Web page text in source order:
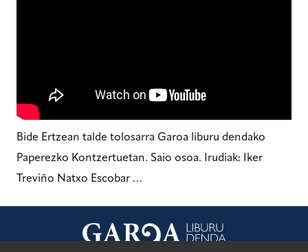
Bide Ertzean talde tolosarra Garoa liburu dendako
Paperezko Kontzertuetan. Saio osoa. Irudiak: Iker
Treviño Natxo Escobar …